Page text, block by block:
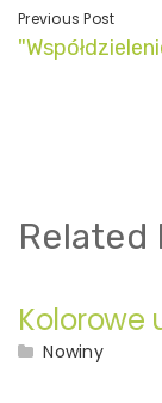
Previous Post
Related
Kolorowe
Nowiny